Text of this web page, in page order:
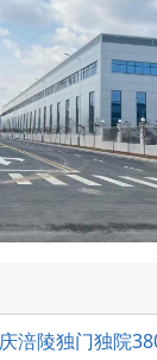
涪陵独门独院